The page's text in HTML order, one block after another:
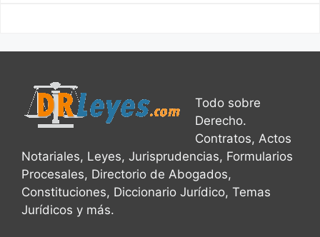
Todo sobre
Derecho.
Contratos, Actos
Notariales, Leyes, Jurisprudencias, Formularios
Procesales, Directorio de Abogados,
Constituciones, Diccionario Jurídico, Temas
Jurídicos y más.